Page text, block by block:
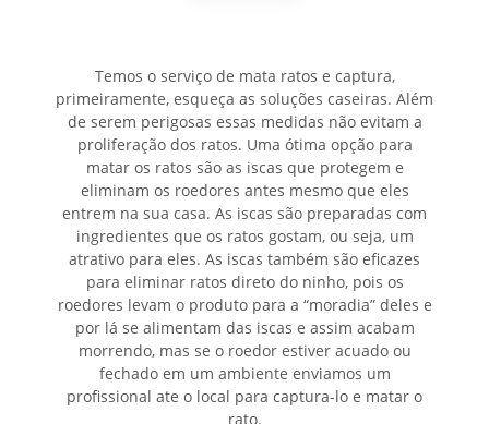
Temos o serviço de mata ratos e captura,
primeiramente, esqueça as soluções caseiras. Além
de serem perigosas essas medidas não evitam a
proliferação dos ratos. Uma ótima opção para
matar os ratos são as iscas que protegem e
eliminam os roedores antes mesmo que eles
entrem na sua casa. As iscas são preparadas com
ingredientes que os ratos gostam, ou seja, um
atrativo para eles. As iscas também são eficazes
para eliminar ratos direto do ninho, pois os
roedores levam o produto para a “moradia” deles e
por lá se alimentam das iscas e assim acabam
morrendo, mas se o roedor estiver acuado ou
fechado em um ambiente enviamos um
profissional ate o local para captura-lo e matar o
rato.